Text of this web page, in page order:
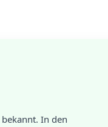
bekannt. In den